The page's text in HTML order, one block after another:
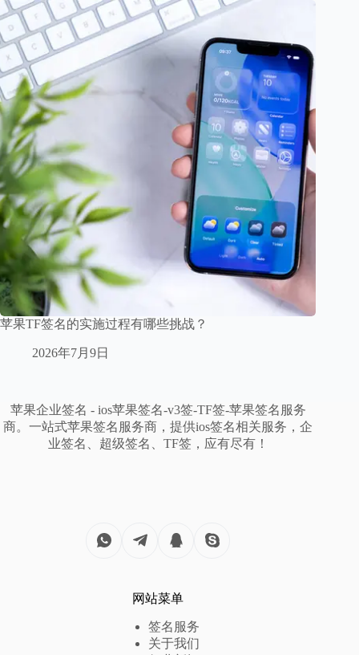
苹果TF签名的实施过程有哪些挑战？
2026年7月9日
苹果企业签名 - ios苹果签名-v3签-TF签-苹果签名服务
商。一站式苹果签名服务商，提供ios签名相关服务，企
业签名、超级签名、TF签，应有尽有！
网站菜单
签名服务
关于我们